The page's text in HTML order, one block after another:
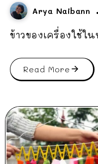
Arya Naibann
ข้าวของเครื่องใช้ใ
Read More